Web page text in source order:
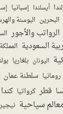
أيسلندا إسبانيا
البحرين البوسنة
الرواتب والأجور
السعودية
اليونان بلغاريا
رومانيا سلطنة عمان
قطر كرواتيا كندا
سياحية